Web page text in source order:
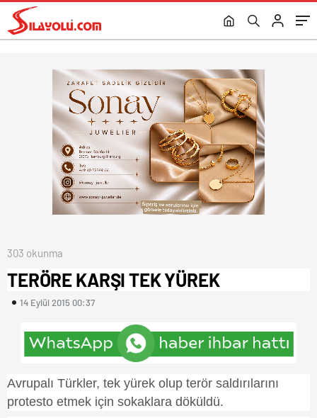
303 okunma
TERÖRE KARŞI TEK YÜREK
14 Eylül 2015 00:37
Avrupalı Türkler, tek yürek olup terör saldırılarını
protesto etmek için sokaklara döküldü.